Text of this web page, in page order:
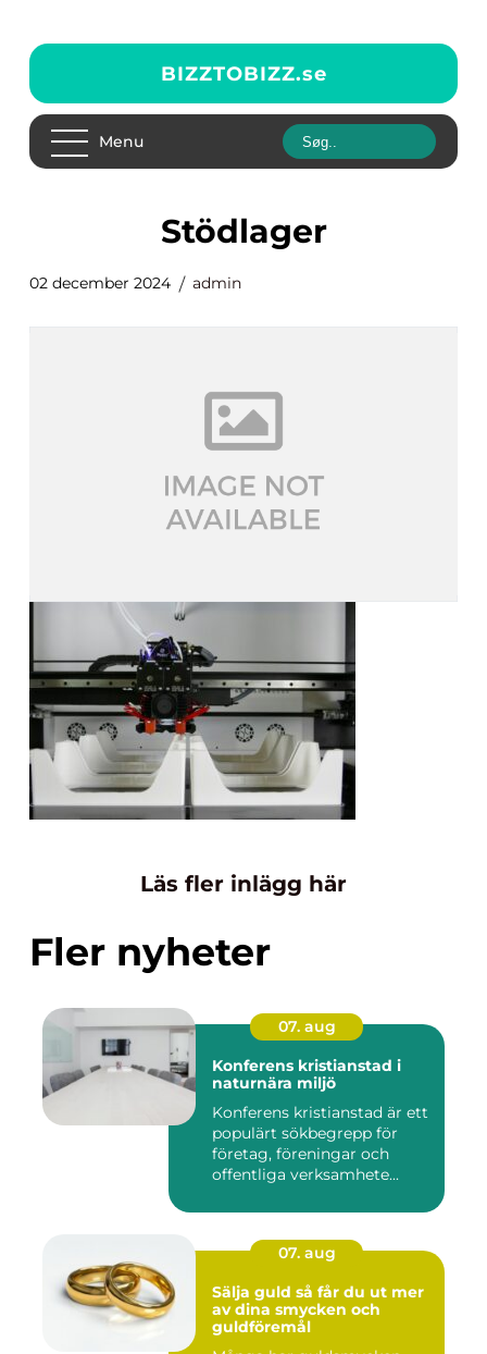
BIZZTOBIZZ.se
Menu
Stödlager
02 december 2024 admin
Läs fler inlägg här
Fler nyheter
07. aug
Konferens kristianstad i
naturnära miljö
Konferens kristianstad är ett
populärt sökbegrepp för
företag, föreningar och
offentliga verksamhete...
07. aug
Sälja guld så får du ut mer
av dina smycken och
guldföremål